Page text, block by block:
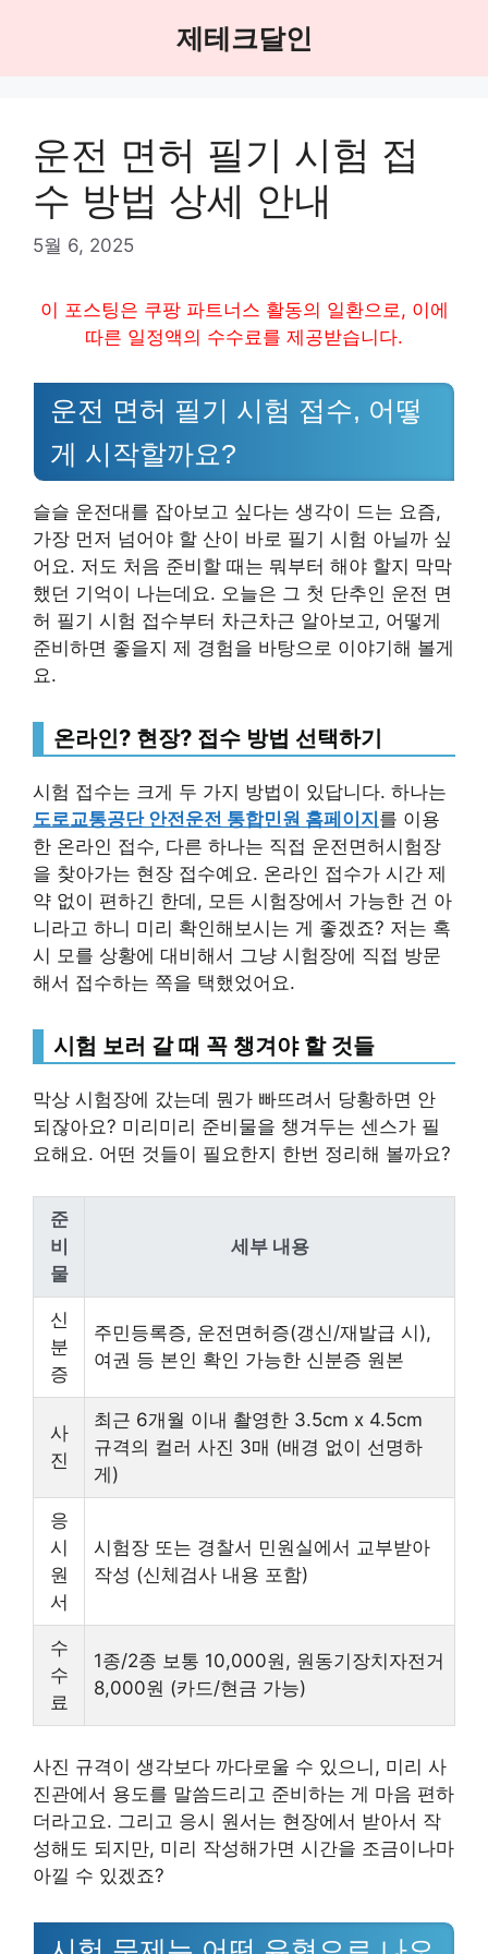
제테크달인
운전 면허 필기 시험 접
수 방법 상세 안내
5월 6, 2025
이 포스팅은 쿠팡 파트너스 활동의 일환으로, 이에
따른 일정액의 수수료를 제공받습니다.
운전 면허 필기 시험 접수, 어떻
게 시작할까요?
슬슬 운전대를 잡아보고 싶다는 생각이 드는 요즘,
가장 먼저 넘어야 할 산이 바로 필기 시험 아닐까 싶
어요. 저도 처음 준비할 때는 뭐부터 해야 할지 막막
했던 기억이 나는데요. 오늘은 그 첫 단추인 운전 면
허 필기 시험 접수부터 차근차근 알아보고, 어떻게
준비하면 좋을지 제 경험을 바탕으로 이야기해 볼게
요.
온라인? 현장? 접수 방법 선택하기
시험 접수는 크게 두 가지 방법이 있답니다. 하나는
도로교통공단 안전운전 통합민원 홈페이지 를 이용
한 온라인 접수, 다른 하나는 직접 운전면허시험장
을 찾아가는 현장 접수예요. 온라인 접수가 시간 제
약 없이 편하긴 한데, 모든 시험장에서 가능한 건 아
니라고 하니 미리 확인해보시는 게 좋겠죠? 저는 혹
시 모를 상황에 대비해서 그냥 시험장에 직접 방문
해서 접수하는 쪽을 택했었어요.
시험 보러 갈 때 꼭 챙겨야 할 것들
막상 시험장에 갔는데 뭔가 빠뜨려서 당황하면 안
되잖아요? 미리미리 준비물을 챙겨두는 센스가 필
요해요. 어떤 것들이 필요한지 한번 정리해 볼까요?
준
비
물
세부 내용
신
분
증
주민등록증, 운전면허증(갱신/재발급 시),
여권 등 본인 확인 가능한 신분증 원본
사
진
최근 6개월 이내 촬영한 3.5cm x 4.5cm
규격의 컬러 사진 3매 (배경 없이 선명하
게)
응
시
원
서
시험장 또는 경찰서 민원실에서 교부받아
작성 (신체검사 내용 포함)
수
수
료
1종/2종 보통 10,000원, 원동기장치자전거
8,000원 (카드/현금 가능)
사진 규격이 생각보다 까다로울 수 있으니, 미리 사
진관에서 용도를 말씀드리고 준비하는 게 마음 편하
더라고요. 그리고 응시 원서는 현장에서 받아서 작
성해도 되지만, 미리 작성해가면 시간을 조금이나마
아낄 수 있겠죠?